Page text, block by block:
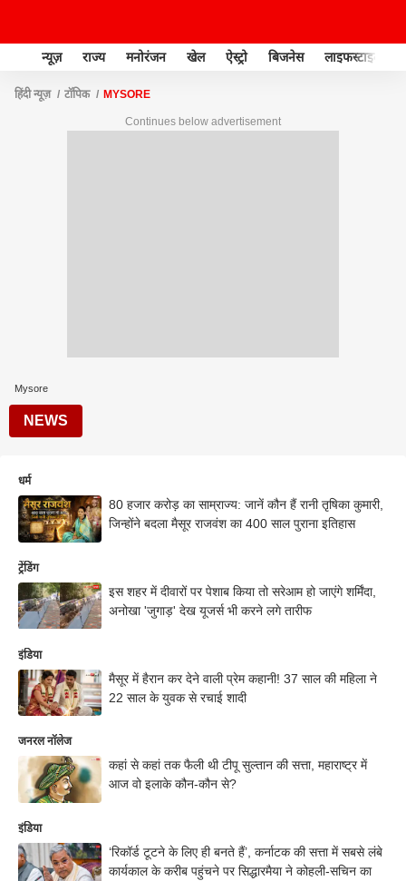
न्यूज़ राज्य मनोरंजन खेल ऐस्ट्रो बिजनेस लाइफस्टाइल
हिंदी न्यूज़ टॉपिक MYSORE
Continues below advertisement
Mysore
NEWS
धर्म
80 हजार करोड़ का साम्राज्य: जानें कौन हैं रानी तृषिका कुमारी,
जिन्होंने बदला मैसूर राजवंश का 400 साल पुराना इतिहास
ट्रेंडिंग
इस शहर में दीवारों पर पेशाब किया तो सरेआम हो जाएंगे शर्मिंदा,
अनोखा 'जुगाड़' देख यूजर्स भी करने लगे तारीफ
इंडिया
मैसूर में हैरान कर देने वाली प्रेम कहानी! 37 साल की महिला ने
22 साल के युवक से रचाई शादी
जनरल नॉलेज
कहां से कहां तक फैली थी टीपू सुल्तान की सत्ता, महाराष्ट्र में
आज वो इलाके कौन-कौन से?
इंडिया
‘रिकॉर्ड टूटने के लिए ही बनते हैं’, कर्नाटक की सत्ता में सबसे लंबे
कार्यकाल के करीब पहुंचने पर सिद्धारमैया ने कोहली-सचिन का